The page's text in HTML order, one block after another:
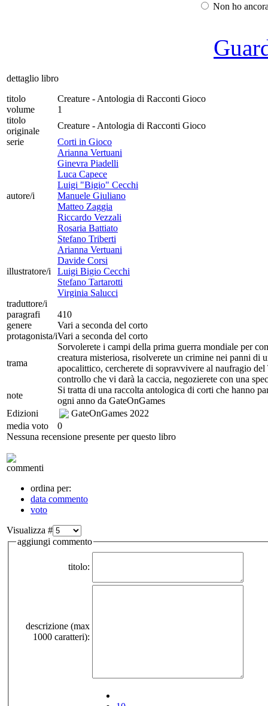
Non ho
dettaglio libro
titolo
Creature - Antologia di Racconti Gioco
volume
1
titolo
originale
Creature - Antologia di Racconti Gioco
serie
Corti in Gioco
autore/i
Arianna Vertuani
Ginevra Piadelli
Luca Capece
Luigi "Bigio" Cecchi
Manuele Giuliano
Matteo Zaggia
Riccardo Vezzali
Rosaria Battiato
Stefano Triberti
illustratore/i
Arianna Vertuani
Davide Corsi
Luigi Bigio Cecchi
Stefano Tartarotti
Virginia Salucci
traduttore/i
paragrafi
410
genere
Vari a seconda del corto
protagonista/iVari a seconda del corto
trama
Sorvolerete i campi della prima guerra mondiale per
creatura misteriosa, risolverete un crimine nei panni di
apocalittico, cercherete di sopravvivere al naufragio
controllo che vi darà la caccia, negozierete con una
note
Si tratta di una raccolta antologica di corti che hanno
ogni anno da GateOnGames
Edizioni
GateOnGames 2022
media voto
0
Nessuna recensione presente per questo libro
commenti
ordina per:
data commento
voto
Visualizza #
aggiungi commento
titolo:
descrizione (max
1000 caratteri):